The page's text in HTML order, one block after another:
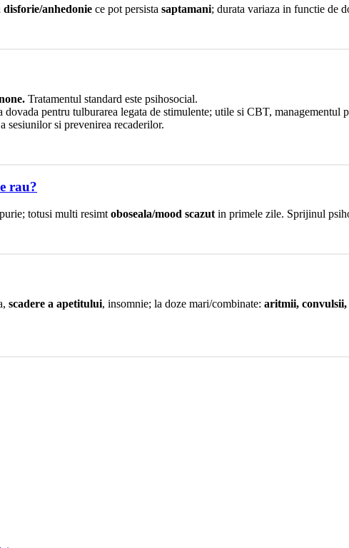
disforie/anhedonie ce pot persista saptamani; durata variaza in functie de
Tratamentul standard este psihosocial.
dovada pentru tulburarea legata de stimulente; utile si CBT,
sesiunilor si prevenirea recaderilor.
rau?
totusi multi resimt oboseala/mood scazut in primele zile. Sprijinul
scadere a apetitului, insomnie; la doze mari/combinate: aritmii, convulsii,